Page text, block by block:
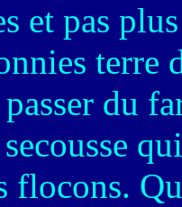
et pas
terre
du
flocons.